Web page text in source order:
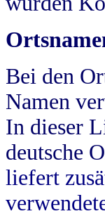
Bei den
Namen
In dieser
deutsche
liefert